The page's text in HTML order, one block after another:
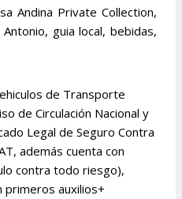
Andina Private Collection,
guia local, bebidas,
de Transporte
de Circulación Nacional y
Legal de Seguro Contra
además cuenta con
contra todo riesgo),
primeros auxilios+